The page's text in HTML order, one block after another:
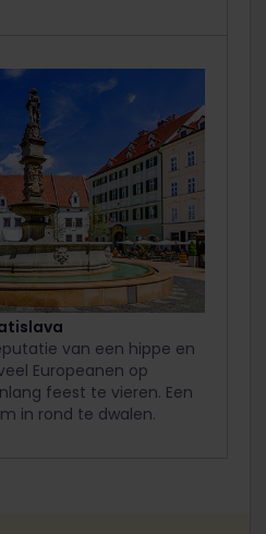
van een hippe en
Europeanen op
feest te vieren. Een
in rond te dwalen.